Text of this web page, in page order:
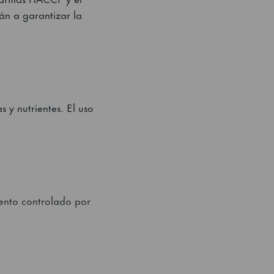
a garantizar la
y nutrientes. El uso
controlado por